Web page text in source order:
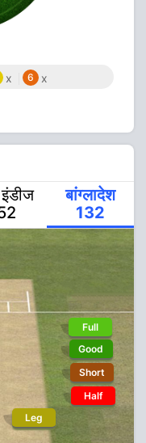
x 6 x
बांग्लादेश
132
Leg
Full
Good
Short
Half